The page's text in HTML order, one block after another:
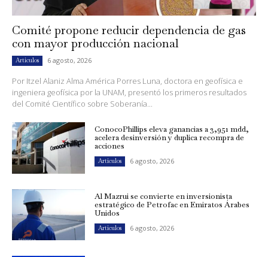
Comité propone reducir dependencia de gas
con mayor producción nacional
Artículos 6 agosto, 2026
Por Itzel Alaniz Alma América Porres Luna, doctora en geofísica e
ingeniera geofísica por la UNAM, presentó los primeros resultados
del Comité Científico sobre Soberanía...
ConocoPhillips eleva ganancias a 3,951 mdd,
acelera desinversión y duplica recompra de
acciones
Artículos 6 agosto, 2026
Al Mazrui se convierte en inversionista
estratégico de Petrofac en Emiratos Árabes
Unidos
Artículos 6 agosto, 2026